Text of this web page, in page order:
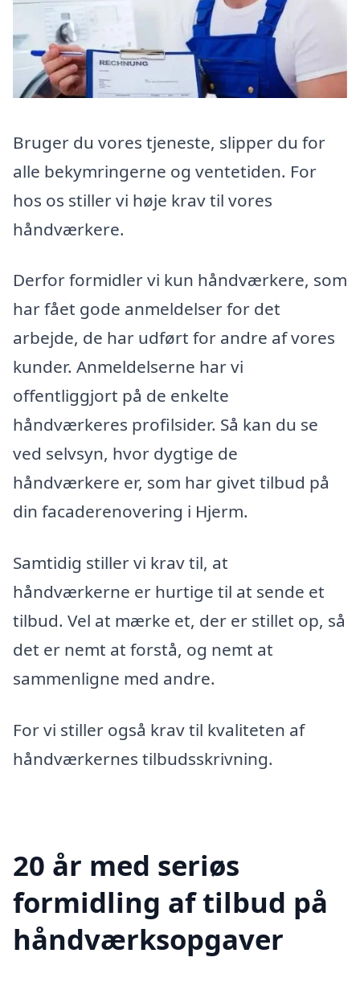
Bruger du vores tjeneste, slipper du for
alle bekymringerne og ventetiden. For
hos os stiller vi høje krav til vores
håndværkere.
Derfor formidler vi kun håndværkere, som
har fået gode anmeldelser for det
arbejde, de har udført for andre af vores
kunder. Anmeldelserne har vi
offentliggjort på de enkelte
håndværkeres profilsider. Så kan du se
ved selvsyn, hvor dygtige de
håndværkere er, som har givet tilbud på
din facaderenovering i Hjerm.
Samtidig stiller vi krav til, at
håndværkerne er hurtige til at sende et
tilbud. Vel at mærke et, der er stillet op, så
det er nemt at forstå, og nemt at
sammenligne med andre.
For vi stiller også krav til kvaliteten af
håndværkernes tilbudsskrivning.
20 år med seriøs
formidling af tilbud på
håndværksopgaver